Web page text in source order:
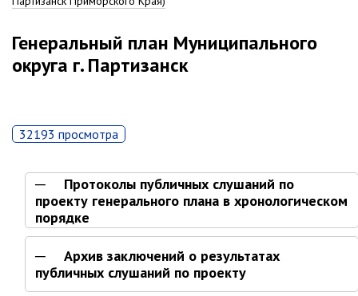
Свод-WEB
Партизанск
Геральдика
округа»
Почётные жители
Фотогалерея
Старые фотографии нашего
города
Старые фотографии нашего
города (продолжение)
Генеральный план Муниципального
округа г. Партизанск
32193 просмотра
Протоколы публичных слушаний по
проекту генерального плана в хронологическом
порядке
Архив заключений о результатах
публичных слушаний по проекту